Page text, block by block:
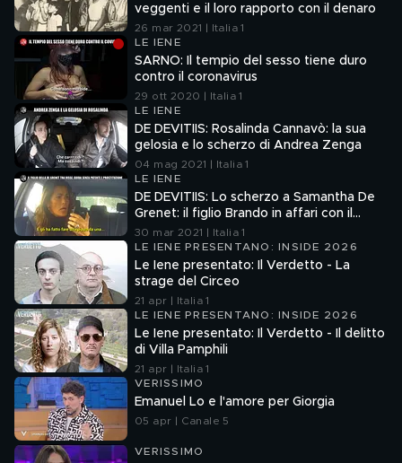
veggenti e il loro rapporto con il denaro
26 mar 2021 | Italia 1
LE IENE
SARNO: Il tempio del sesso tiene duro
contro il coronavirus
29 ott 2020 | Italia 1
LE IENE
DE DEVITIIS: Rosalinda Cannavò: la sua
gelosia e lo scherzo di Andrea Zenga
04 mag 2021 | Italia 1
LE IENE
DE DEVITIIS: Lo scherzo a Samantha De
Grenet: il figlio Brando in affari con il
Brasiliano tra risse e donnine
30 mar 2021 | Italia 1
LE IENE PRESENTANO: INSIDE 2026
Le Iene presentato: Il Verdetto - La
strage del Circeo
21 apr | Italia 1
LE IENE PRESENTANO: INSIDE 2026
Le Iene presentato: Il Verdetto - Il delitto
di Villa Pamphili
21 apr | Italia 1
VERISSIMO
Emanuel Lo e l'amore per Giorgia
05 apr | Canale 5
VERISSIMO